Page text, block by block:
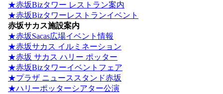
★赤坂Bizタワー レストラン案内
★赤坂Bizタワーレストランイベント
赤坂サカス施設案内
★赤坂Sacas広場イベント情報
★赤坂サカス イルミネーション
★赤坂 サカス ハリー ポッター
★赤坂Bizタワーイベントフェア
★プラザ ニューススタンド赤坂
★ハリーポッターシアター公演